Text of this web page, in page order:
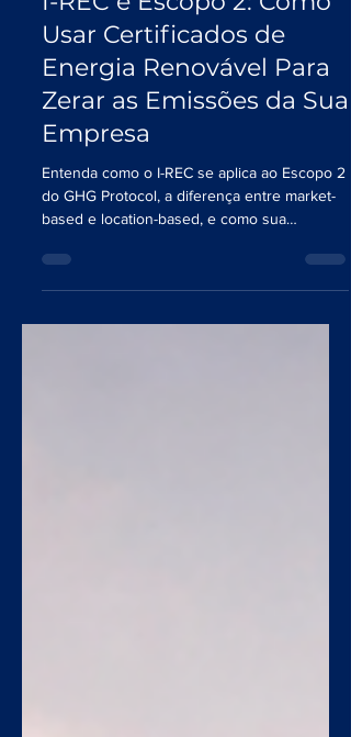
7 de abr. 7 min de leitura
I-REC e Escopo 2: Como
Usar Certificados de
Energia Renovável Para
Zerar as Emissões da Sua
Empresa
Entenda como o I-REC se aplica ao Escopo 2
empresa pode zerar as emissões de